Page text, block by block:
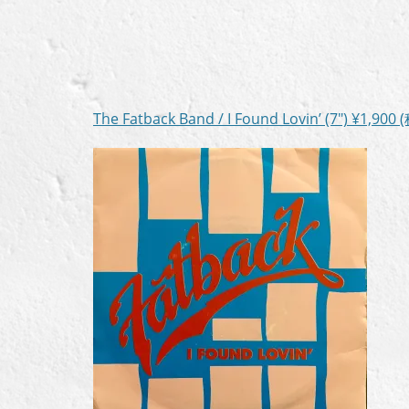
The Fatback Band / I Found Lovin’ (7″)¥1,900(